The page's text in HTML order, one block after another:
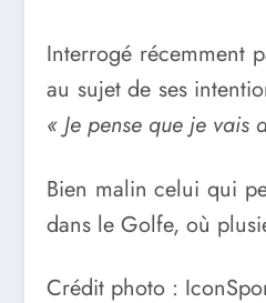
Interrogé récemment
au sujet de ses
« Je pense que je
Bien malin celui qui
dans le Golfe, où
Crédit photo :